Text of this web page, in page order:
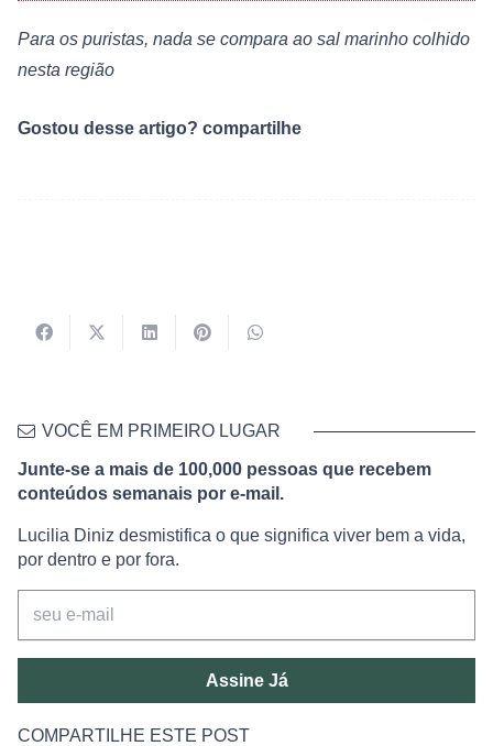
Para os puristas, nada se compara ao sal marinho colhido
nesta região
Gostou desse artigo? compartilhe
VOCÊ EM PRIMEIRO LUGAR
Junte-se a mais de 100,000 pessoas que recebem
conteúdos semanais por e-mail.
Lucilia Diniz desmistifica o que significa viver bem a vida,
por dentro e por fora.
Assine Já
COMPARTILHE ESTE POST